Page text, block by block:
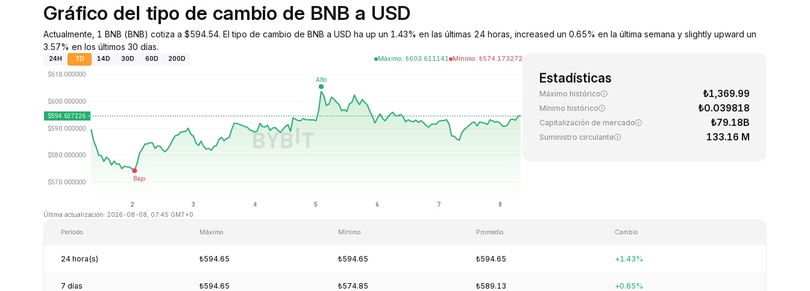
Gráfico del tipo de cambio de BNB a USD
Actualmente, 1 BNB (BNB) cotiza a $594.54. El tipo de cambio de BNB a USD ha up un 1.43% en las últimas 24 horas, increased un 0.65% en la última semana y slightly upward un
3.57% en los últimos 30 días.
24H 7D 14D 30D 60D 200D Máximo: ₺603.611141 Mínimo: ₺574.173272
Última actualización: 2026-08-08, 07:45 GMT+0
Estadísticas
Máximo histórico ₺1,369.99
Mínimo histórico ₺0.039818
Capitalización de mercado ₺79.18B
Suministro circulante 133.16 M
Período Máximo Mínimo Promedio Cambio
24 hora(s) ₺594.65 ₺594.65 ₺594.65 +1.43%
7 días ₺594.65 ₺574.85 ₺589.13 +0.65%